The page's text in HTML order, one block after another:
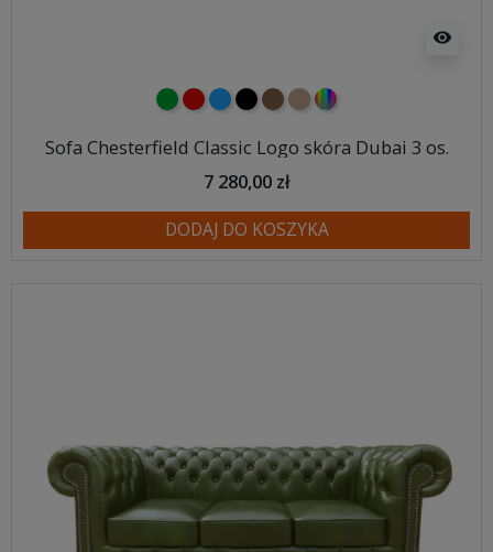
visibility
zielonyczerwony
niebieski
czarnybrązowy
jasnobrązowy
wybór koloru
Sofa Chesterfield Classic Logo skóra Dubai 3 os.
7 280,00 zł
DODAJ DO KOSZYKA